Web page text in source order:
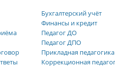
Бухгалтерский учёт
Финансы и кредит
Педагог ДО
Педагог ДПО
Прикладная педагогика
Коррекционная